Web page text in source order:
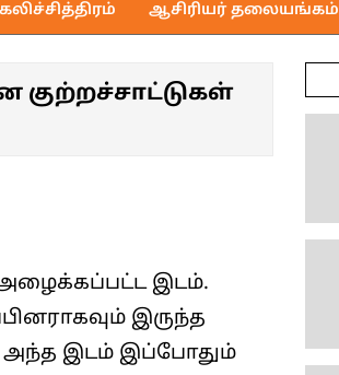
ஆசிரியர் தலையங்கம்
குற்றச்சாட்டுகள்
அழைக்கப்பட்ட இடம்.
இருந்த
அந்த இடம் இப்போதும்